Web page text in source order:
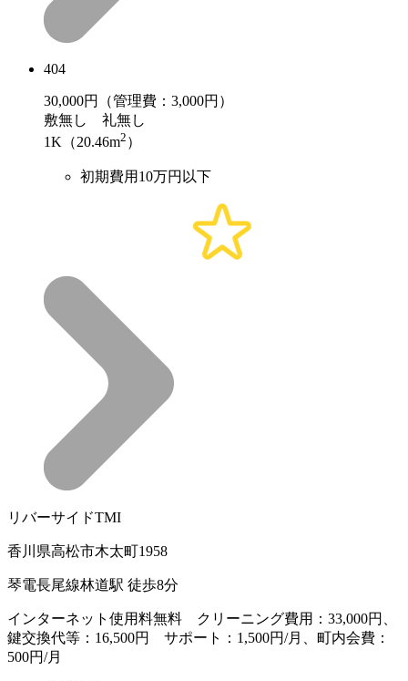
404
30,000円（管理費：3,000円）
敷無し 礼無し
1K（20.46m2 ）
初期費用10万円以下
リバーサイドTMI
香川県高松市木太町1958
琴電長尾線林道駅 徒歩8分
インターネット使用料無料 クリーニング費用：33,000円、
鍵交換代等：16,500円 サポート：1,500円/月、町内会費：
500円/月